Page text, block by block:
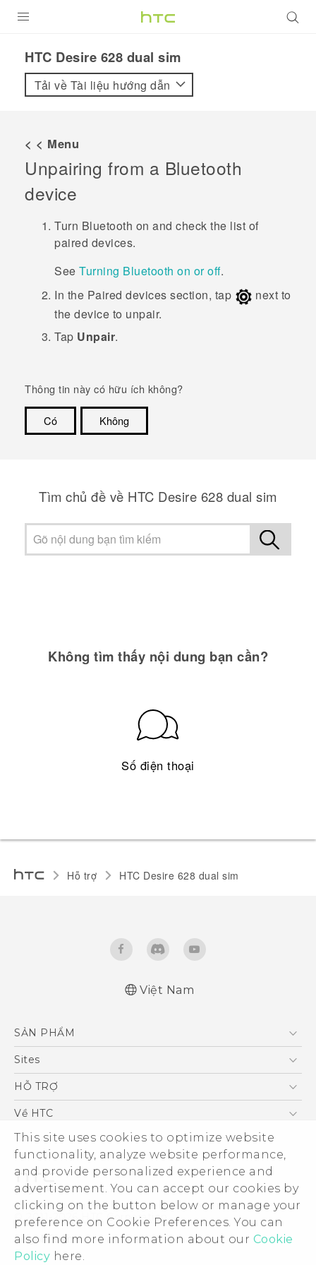
This site uses cookies to optimize website
functionality, analyze website performance,
and provide personalized experience and
advertisement. You can accept our cookies by
clicking on the button below or manage your
preference on Cookie Preferences. You can
also find more information about our Cookie
Policy here.
VIVE
VIVERSE
ỨNG DỤNG
HỖ TRỢ
HTC Desire 628 dual sim‎
Tải về Tài liệu hướng dẫn
< < Menu
Unpairing from a Bluetooth
device
Turn Bluetooth on and check the list of
paired devices.
See Turning Bluetooth on or off.
In the Paired devices section, tap
next to
the device to unpair.
Tap Unpair.
Thông tin này có hữu ích không?
Có
Không
Tìm chủ đề về HTC Desire 628 dual sim
Không tìm thấy nội dung bạn cần?
Số điện thoại
Hỗ trợ HTC Desire 628 dual sim‎
Việt Nam
SẢN PHẨM
5G
Điện Thoại Thông Minh
VIVE
Sites
HTC Dev
HỖ TRỢ
Trung tâm hỗ trợ
Hỗ trợ bảo hành HTC
Về HTC
ESG
Nhà đầu tư
Làm việc tại HTC
Chính sách bảo mật
Bảo mật sản phẩm
Thông Tin Đấu Thầu
© 2011-2026 HTC Corporation
Legal Terms